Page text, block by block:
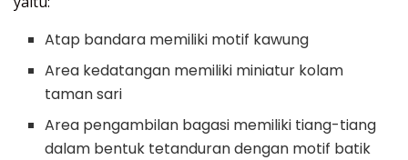
Atap bandara memiliki motif kawung
Area kedatangan memiliki miniatur kolam
taman sari
Area pengambilan bagasi memiliki tiang-tiang
dalam bentuk tetanduran dengan motif batik